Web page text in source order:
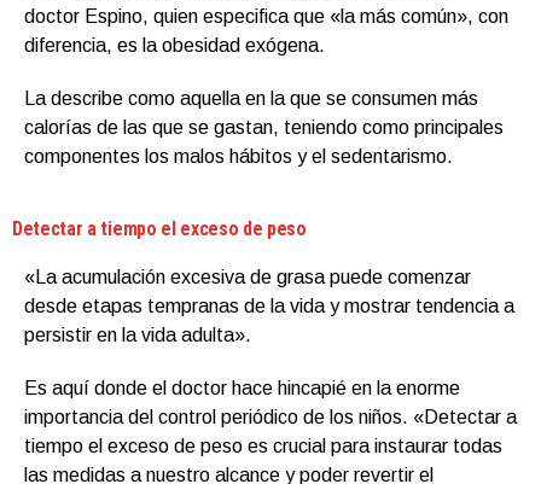
doctor Espino, quien especifica que «la más común», con
diferencia, es la obesidad exógena.
La describe como aquella en la que se consumen más
calorías de las que se gastan, teniendo como principales
componentes los malos hábitos y el sedentarismo.
Detectar a tiempo el exceso de peso
«La acumulación excesiva de grasa puede comenzar
desde etapas tempranas de la vida y mostrar tendencia a
persistir en la vida adulta».
Es aquí donde el doctor hace hincapié en la enorme
importancia del control periódico de los niños. «Detectar a
tiempo el exceso de peso es crucial para instaurar todas
las medidas a nuestro alcance y poder revertir el